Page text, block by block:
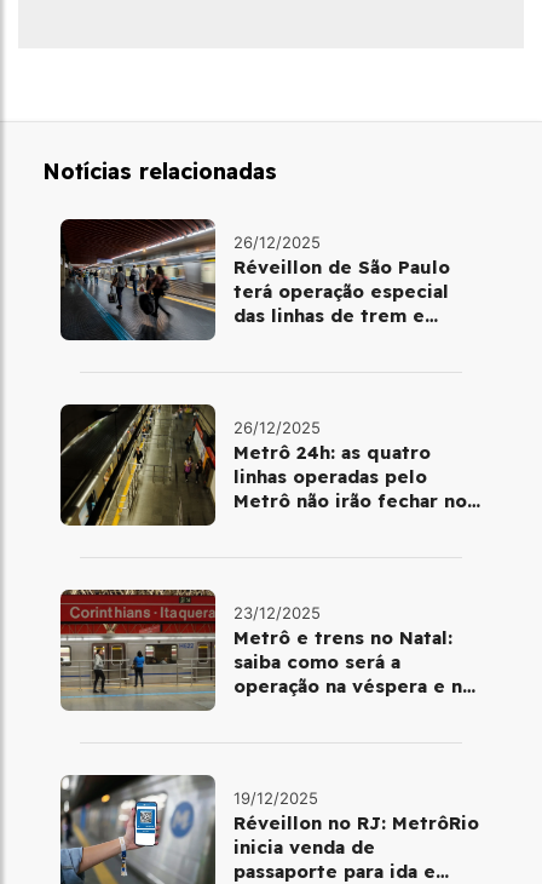
Notícias relacionadas
26/12/2025
Réveillon de São Paulo
terá operação especial
das linhas de trem e
26/12/2025
Metrô 24h: as quatro
linhas operadas pelo
Metrô não irão fechar no
23/12/2025
Metrô e trens no Natal:
saiba como será a
operação na véspera e no
19/12/2025
Réveillon no RJ: MetrôRio
inicia venda de
passaporte para ida e